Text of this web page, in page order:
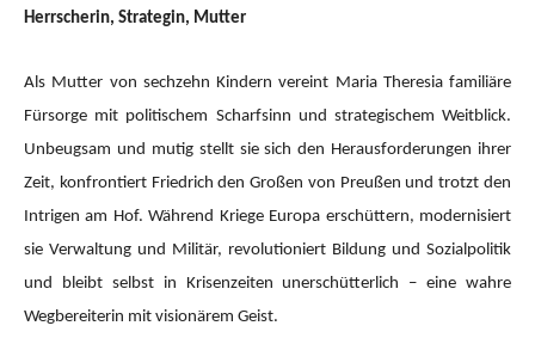
Herrscherin, Strategin, Mutter
Als Mutter von sechzehn Kindern vereint Maria Theresia familiäre
Fürsorge mit politischem Scharfsinn und strategischem Weitblick.
Unbeugsam und mutig stellt sie sich den Herausforderungen ihrer
Zeit, konfrontiert Friedrich den Großen von Preußen und trotzt den
Intrigen am Hof. Während Kriege Europa erschüttern, modernisiert
sie Verwaltung und Militär, revolutioniert Bildung und Sozialpolitik
und bleibt selbst in Krisenzeiten unerschütterlich – eine wahre
Wegbereiterin mit visionärem Geist.